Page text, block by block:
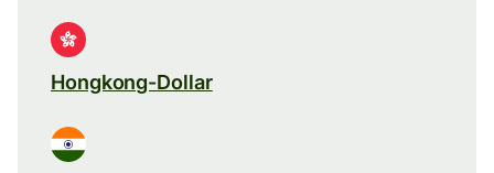
Hongkong-Dollar